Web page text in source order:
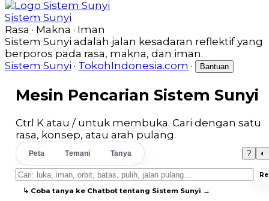
Sistem Sunyi
Rasa · Makna · Iman
Sistem Sunyi adalah jalan kesadaran reflektif yang
berporos pada rasa, makna, dan iman.
Sistem Sunyi · TokohIndonesia.com · Bantuan
Mesin Pencarian Sistem Sunyi
Ctrl K atau / untuk membuka. Cari dengan satu
rasa, konsep, atau arah pulang.
Peta Temani Tanya ? ◐
↳ Coba tanya ke Chatbot tentang Sistem Sunyi →